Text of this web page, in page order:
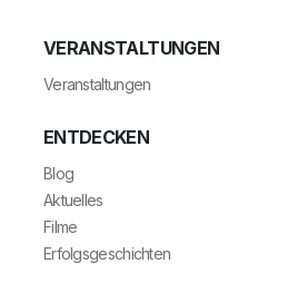
VERANSTALTUNGEN
Veranstaltungen
ENTDECKEN
Blog
Aktuelles
Filme
Erfolgsgeschichten